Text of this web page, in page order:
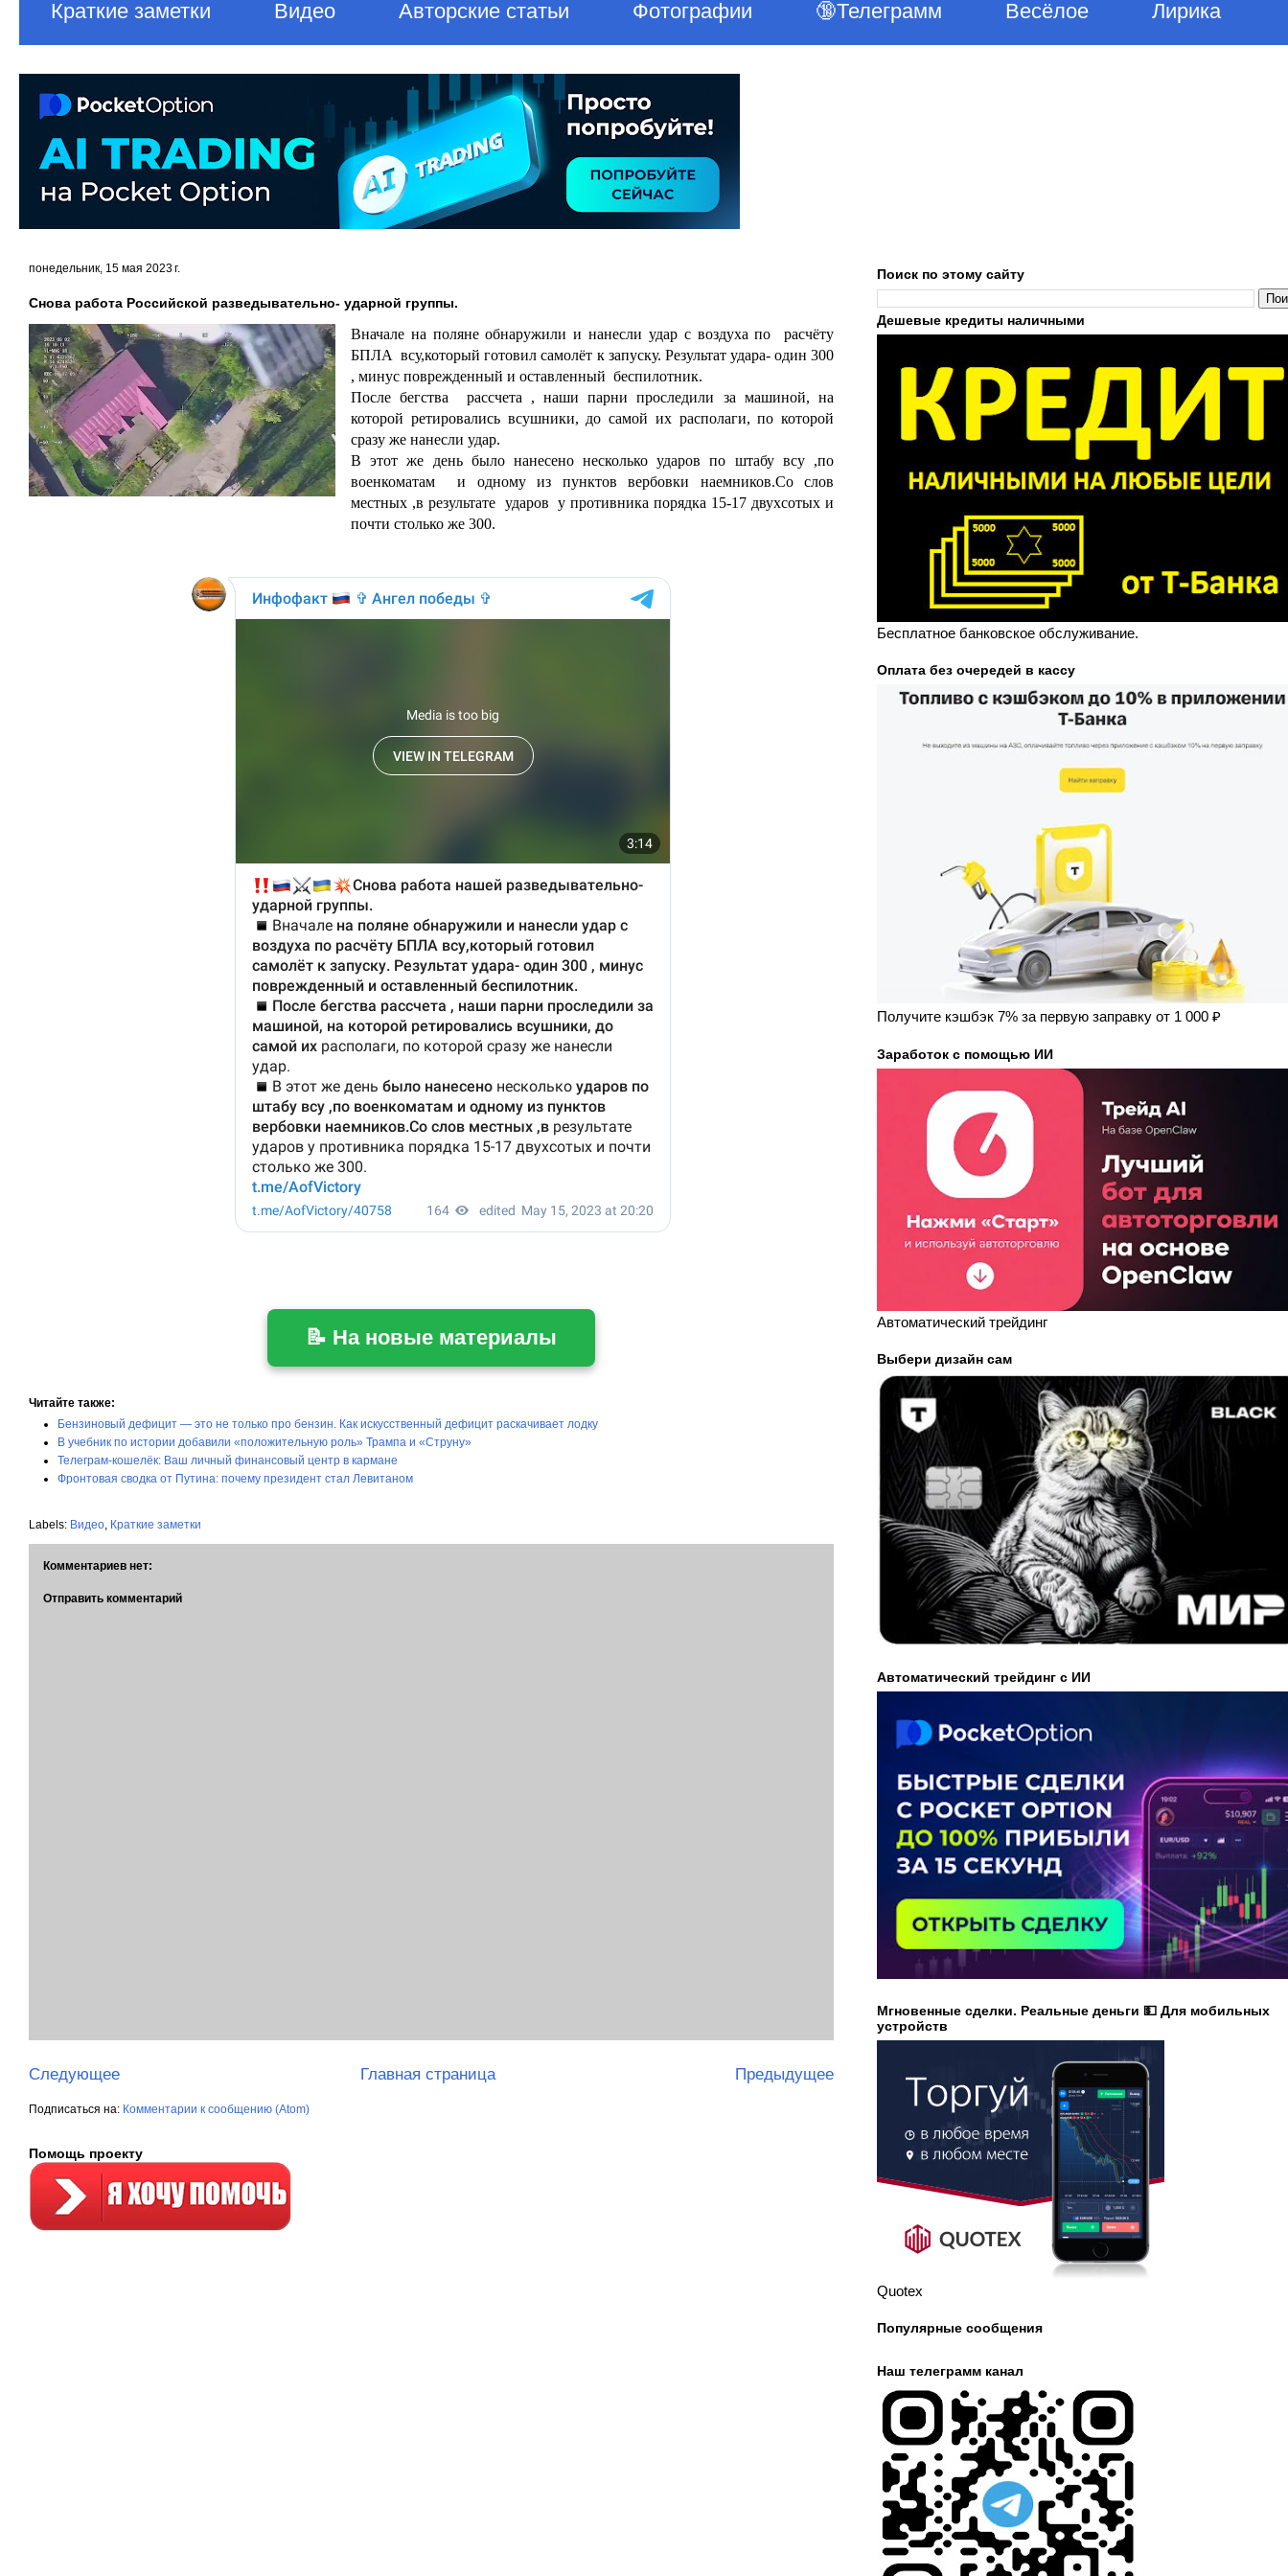
Краткие заметки Видео Авторские статьи Фотографии 🔞Телеграмм Весёлое Лирика
понедельник, 15 мая 2023 г.
Снова работа Российской разведывательно- ударной группы.
Вначале на поляне обнаружили и нанесли удар с воздуха по расчёту
БПЛА всу,который готовил самолёт к запуску. Результат удара- один 300
, минус поврежденный и оставленный беспилотник.
После бегства рассчета , наши парни проследили за машиной, на
которой ретировались всушники, до самой их располаги, по которой
сразу же нанесли удар.
В этот же день было нанесено несколько ударов по штабу всу ,по
военкоматам и одному из пунктов вербовки наемников.Со слов
местных ,в результате ударов у противника порядка 15-17 двухсотых и
почти столько же 300.
📝 На новые материалы
Читайте также:
Бензиновый дефицит — это не только про бензин. Как искусственный дефицит раскачивает лодку
В учебник по истории добавили «положительную роль» Трампа и «Струну»
Телеграм-кошелёк: Ваш личный финансовый центр в кармане
Фронтовая сводка от Путина: почему президент стал Левитаном
Labels: Видео, Краткие заметки
Комментариев нет:
Отправить комментарий
Следующее Предыдущее
Главная страница
Подписаться на: Комментарии к сообщению (Atom)
Помощь проекту
Поиск по этому сайту
Дешевые кредиты наличными
Бесплатное банковское обслуживание.
Оплата без очередей в кассу
Получите кэшбэк 7% за первую заправку от 1 000 ₽
Заработок с помощью ИИ
Автоматический трейдинг
Выбери дизайн сам
Автоматический трейдинг с ИИ
Мгновенные сделки. Реальные деньги 💵 Для мобильных
устройств
Quotex
Популярные сообщения
Наш телеграмм канал